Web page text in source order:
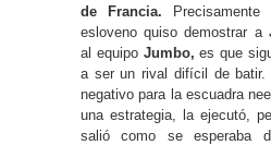
de Francia.
esloveno quiso demostrar a
al equipoJumbo,es que
a ser un rival difícil de
negativo para la escuadra
una estrategia, la ejecutó,
salió como se esperaba